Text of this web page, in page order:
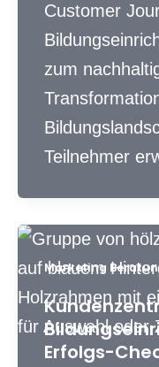
Customer
zum
Teilnehmer
Marketing
Erfolgs-